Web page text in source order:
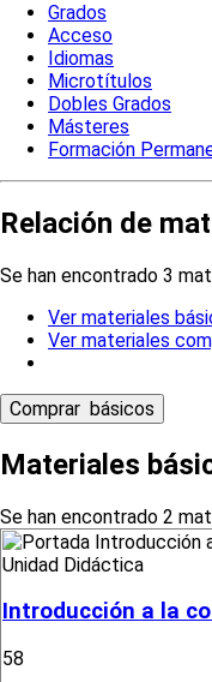
Grados
Acceso
Idiomas
Microtítulos
Dobles Grados
Másteres
Formación
Relación de
Se han encontrado 3
Ver materiales
Ver materiales
Materiales
Se han encontrado 2
Unidad Didáctica
Introducción a la
58